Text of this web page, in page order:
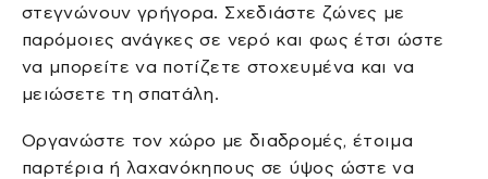
στεγνώνουν γρήγορα. Σχεδιάστε ζώνες με
παρόμοιες ανάγκες σε νερό και φως έτσι ώστε
να μπορείτε να ποτίζετε στοχευμένα και να
μειώσετε τη σπατάλη.
Οργανώστε τον χώρο με διαδρομές, έτοιμα
παρτέρια ή λαχανόκηπους σε ύψος ώστε να